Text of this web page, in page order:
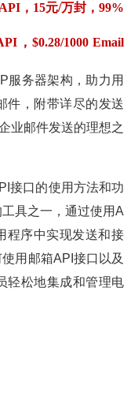
，15元/万封，99%
，$0.28/1000 Email
服务器架构，助力用
件，附带详尽的发送
业邮件发送的理想之
接口的使用方法和功
具之一，通过使用A
程序中实现发送和接
用邮箱API接口以及
轻松地集成和管理电